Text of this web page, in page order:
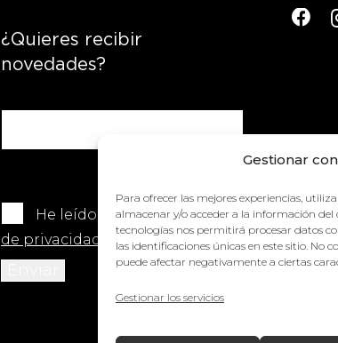
Gestionar
Para ofrecer las mejores experiencias,
almacenar y/o acceder a la información
tecnologías nos permitirá procesar datos
las identificaciones únicas en este sitio. No
puede afectar negativamente a ciertas
Gestionar los servicios
¿Quieres recibir
novedades?
He leído y acepto lapolítica
de privacidad